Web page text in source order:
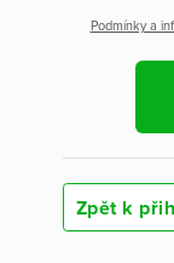
Podmínky a
Zpět k